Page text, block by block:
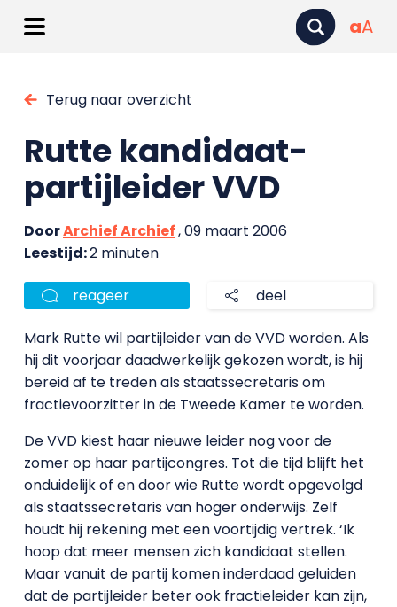
aA
Terug naar overzicht
Rutte kandidaat-
partijleider VVD
DoorArchief Archief, 09 maart 2006
Leestijd:2 minuten
reageer deel
Mark Rutte wil partijleider van de VVD worden. Als
hij dit voorjaar daadwerkelijk gekozen wordt, is hij
bereid af te treden als staatssecretaris om
fractievoorzitter in de Tweede Kamer te worden.
De VVD kiest haar nieuwe leider nog voor de
zomer op haar partijcongres. Tot die tijd blijft het
onduidelijk of en door wie Rutte wordt opgevolgd
als staatssecretaris van hoger onderwijs. Zelf
houdt hij rekening met een voortijdig vertrek. ‘Ik
hoop dat meer mensen zich kandidaat stellen.
Maar vanuit de partij komen inderdaad geluiden
dat de partijleider beter ook fractieleider kan zijn,